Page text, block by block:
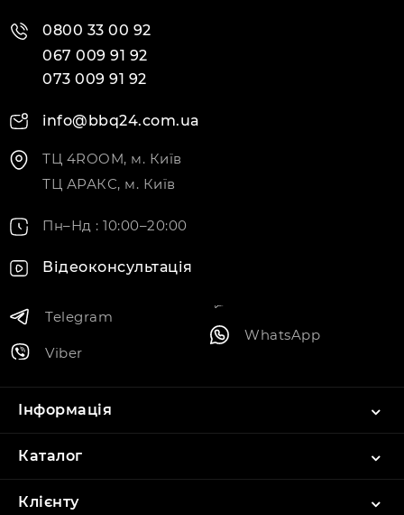
0800 33 00 92
067 009 91 92
073 009 91 92
info@bbq24.com.ua
ТЦ 4ROOM, м. Київ
ТЦ АРАКС, м. Київ
Пн–Нд : 10:00–20:00
Відеоконсультація
Telegram
Viber
WhatsApp
Інформація
Каталог
Клієнту